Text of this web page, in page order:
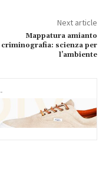
Next article
Mappatura amianto
criminografia: scienza per
l’ambiente